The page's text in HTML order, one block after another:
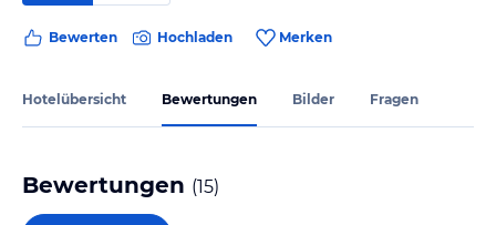
Bewerten Hochladen Merken
Hotelübersicht Bewertungen Bilder Fragen
Bewertungen (15)